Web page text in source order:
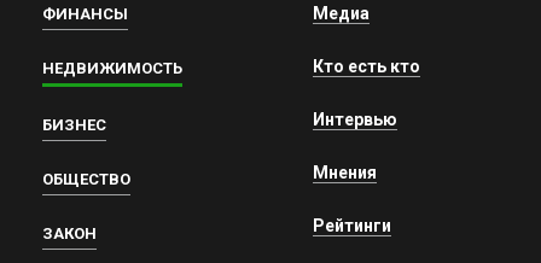
ФИНАНСЫ
НЕДВИЖИМОСТЬ
БИЗНЕС
ОБЩЕСТВО
ЗАКОН
Медиа
Кто есть кто
Интервью
Мнения
Рейтинги